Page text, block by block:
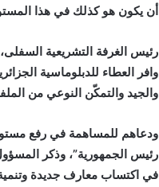
أن يكون هو كذلك في هذا
رئيس الغرفة التشريعية
وافر العطاء للدبلوماسية
والجيد والتمكّن النوعي من
ودعاهم للمساهمة في رفع
رئيس الجمهورية”، وذكر
في اكتساب معارف جديدة وتنمية